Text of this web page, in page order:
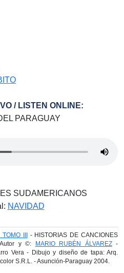
/ LISTEN ONLINE:
PARAGUAY
SUDAMERICANOS
NAVIDAD
III
- HISTORIAS DE CANCIONES
Autor y ©:
MARIO RUBÉN ÁLVAREZ-
Vera - Dibujo y diseño de tapa: Arq.
S.R.L. - Asunción-Paraguay 2004.